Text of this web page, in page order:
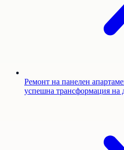
Ремонт на панелен
успешна трансформация на